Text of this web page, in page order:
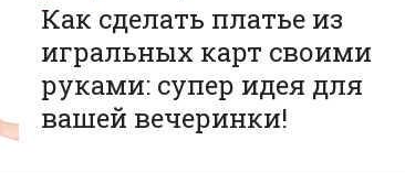
Как сделать платье из
игральных карт своими
руками: супер идея для
вашей вечеринки!